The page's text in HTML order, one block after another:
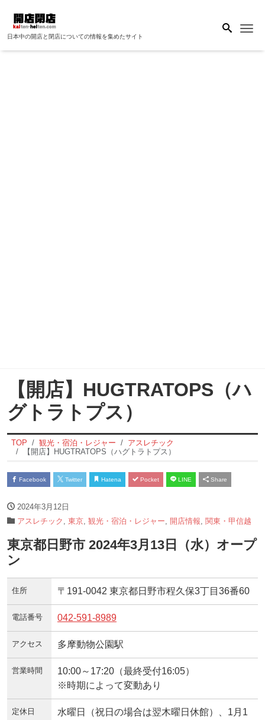
日本中の開店と閉店についての情報を集めたサイト
【開店】HUGTRATOPS（ハ
グトラトプス）
TOP 観光・宿泊・レジャー
アスレチック
【開店】HUGTRATOPS（ハグトラトプス）
Facebook Twitter Hatena Pocket LINE Share
2024年3月12日
アスレチック
東京 観光・宿泊・レジャー 開店情報 関東・甲信越
東京都日野市 2024年3月13日（水）オープ
ン
住所 〒191-0042 東京都日野市程久保3丁目36番60
電話番号 042-591-8989
アクセス 多摩動物公園駅
営業時間
10:00～17:20（最終受付16:05）
※時期によって変動あり
定休日
水曜日（祝日の場合は翌木曜日休館）、1月1